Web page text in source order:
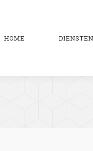
HOME DIENSTEN